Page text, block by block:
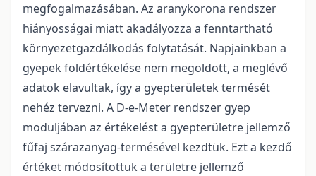
megfogalmazásában. Az aranykorona rendszer
hiányosságai miatt akadályozza a fenntartható
környezetgazdálkodás folytatását. Napjainkban a
gyepek földértékelése nem megoldott, a meglévő
adatok elavultak, így a gyepterületek termését
nehéz tervezni. A D-e-Meter rendszer gyep
moduljában az értékelést a gyepterületre jellemző
fűfaj szárazanyag-termésével kezdtük. Ezt a kezdő
értéket módosítottuk a területre jellemző